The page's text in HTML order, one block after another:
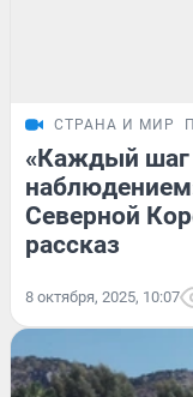
СТРАНА И МИР
«Каждый шаг
Северной
рассказ
8 октября, 2025, 10:07